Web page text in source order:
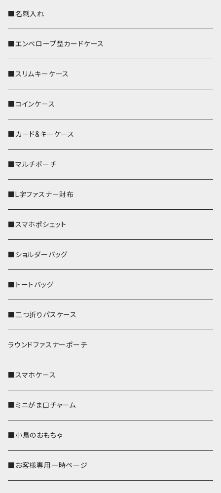
■名刺入れ
■エンベロープ型カードケース
■スリムキーケース
■コインケース
■カード&キーケース
■マルチポーチ
■L字ファスナー財布
■スマホポシェット
■ショルダーバッグ
■トートバッグ
■二つ折りパスケース
ラウンドファスナーポーチ
■スマホケース
■ミニがま口チャーム
■小鳥のおもちゃ
■お客様専用一時ページ